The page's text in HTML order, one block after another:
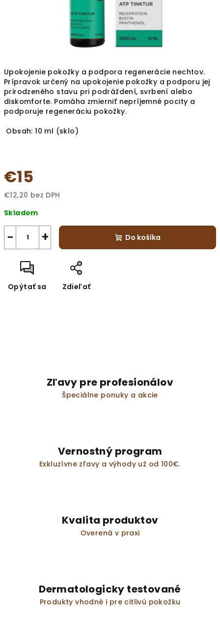
Upokojenie pokožky a podpora regenerácie nechtov.
Prípravok určený na upokojenie pokožky a podporu jej
prirodzeného stavu pri podráždení, svrbení alebo
diskomforte. Pomáha zmierniť nepríjemné pocity a
podporuje regeneráciu pokožky.
Obsah: 10 ml (sklo)
€15
€12,20 bez DPH
cena:
Skladom
+
− Do košíka
Opýtať sa Zdieľať
Zľavy pre profesionálov
Špeciálne ponuky a akcie
Vernostný program
Exkluzívne zľavy a výhody už od 100€.
Kvalita produktov
Overená v praxi
Dermatologicky testované
Produkty vhodné i pre citlivú pokožku